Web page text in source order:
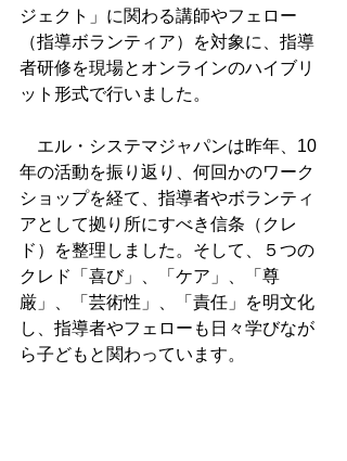
ジェクト」に関わる講師やフェロー
（指導ボランティア）を対象に、指導
者研修を現場とオンラインのハイブリ
ット形式で行いました。
エル・システマジャパンは昨年、10
年の活動を振り返り、何回かのワーク
ショップを経て、指導者やボランティ
アとして拠り所にすべき信条（クレ
ド）を整理しました。そして、５つの
クレド「喜び」、「ケア」、「尊
厳」、「芸術性」、「責任」を明文化
し、指導者やフェローも日々学びなが
ら子どもと関わっています。